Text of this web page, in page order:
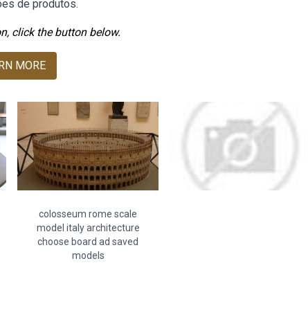
de produtos.
click the button below.
MORE
colosseum rome scale
model italy architecture
choose board ad saved
models